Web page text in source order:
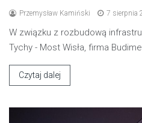
Przemysław Kamiński 7 sierpnia
W związku z rozbudową
Tychy - Most Wisła, firma
Czytaj dalej